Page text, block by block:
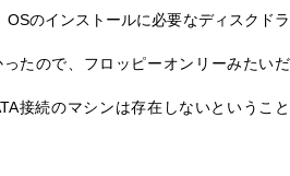
OSのインストールに必要なディスクドラ
たので、フロッピーオンリーみたいだ
接続のマシンは存在しないということ